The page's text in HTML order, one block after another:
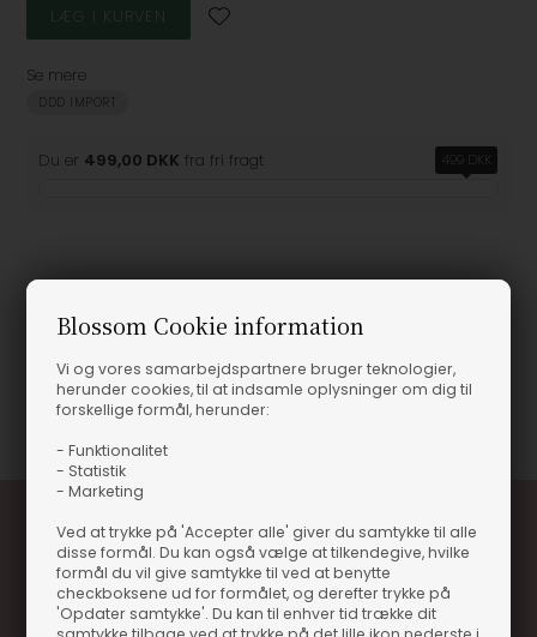
Blossom Cookie information
Vi og vores samarbejdspartnere bruger teknologier,
herunder cookies, til at indsamle oplysninger om dig til
forskellige formål, herunder:
- Funktionalitet
- Statistik
- Marketing
Ved at trykke på 'Accepter alle' giver du samtykke til alle
disse formål. Du kan også vælge at tilkendegive, hvilke
formål du vil give samtykke til ved at benytte
checkboksene ud for formålet, og derefter trykke på
'Opdater samtykke'. Du kan til enhver tid trække dit
Se mere
DDD IMPORT
Du er 499,00 DKK fra fri fragt 499 DKK
Produktinformation
Varenummer 14127-204300301